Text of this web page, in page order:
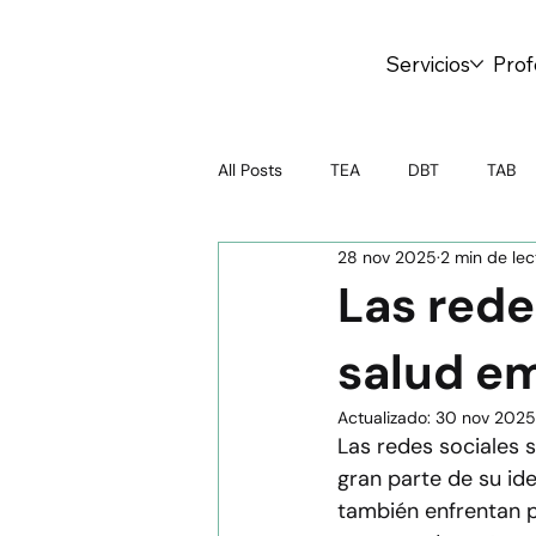
Servicios
All Posts TEA DBT TAB
Psicoterapia Test online
Crianza Saludable Salud
Educación emocional
Las
salud
28 nov 2025 2 min de
Actualizado: 30 nov 2025
Las redes sociales
gran parte de su
también enfrentan